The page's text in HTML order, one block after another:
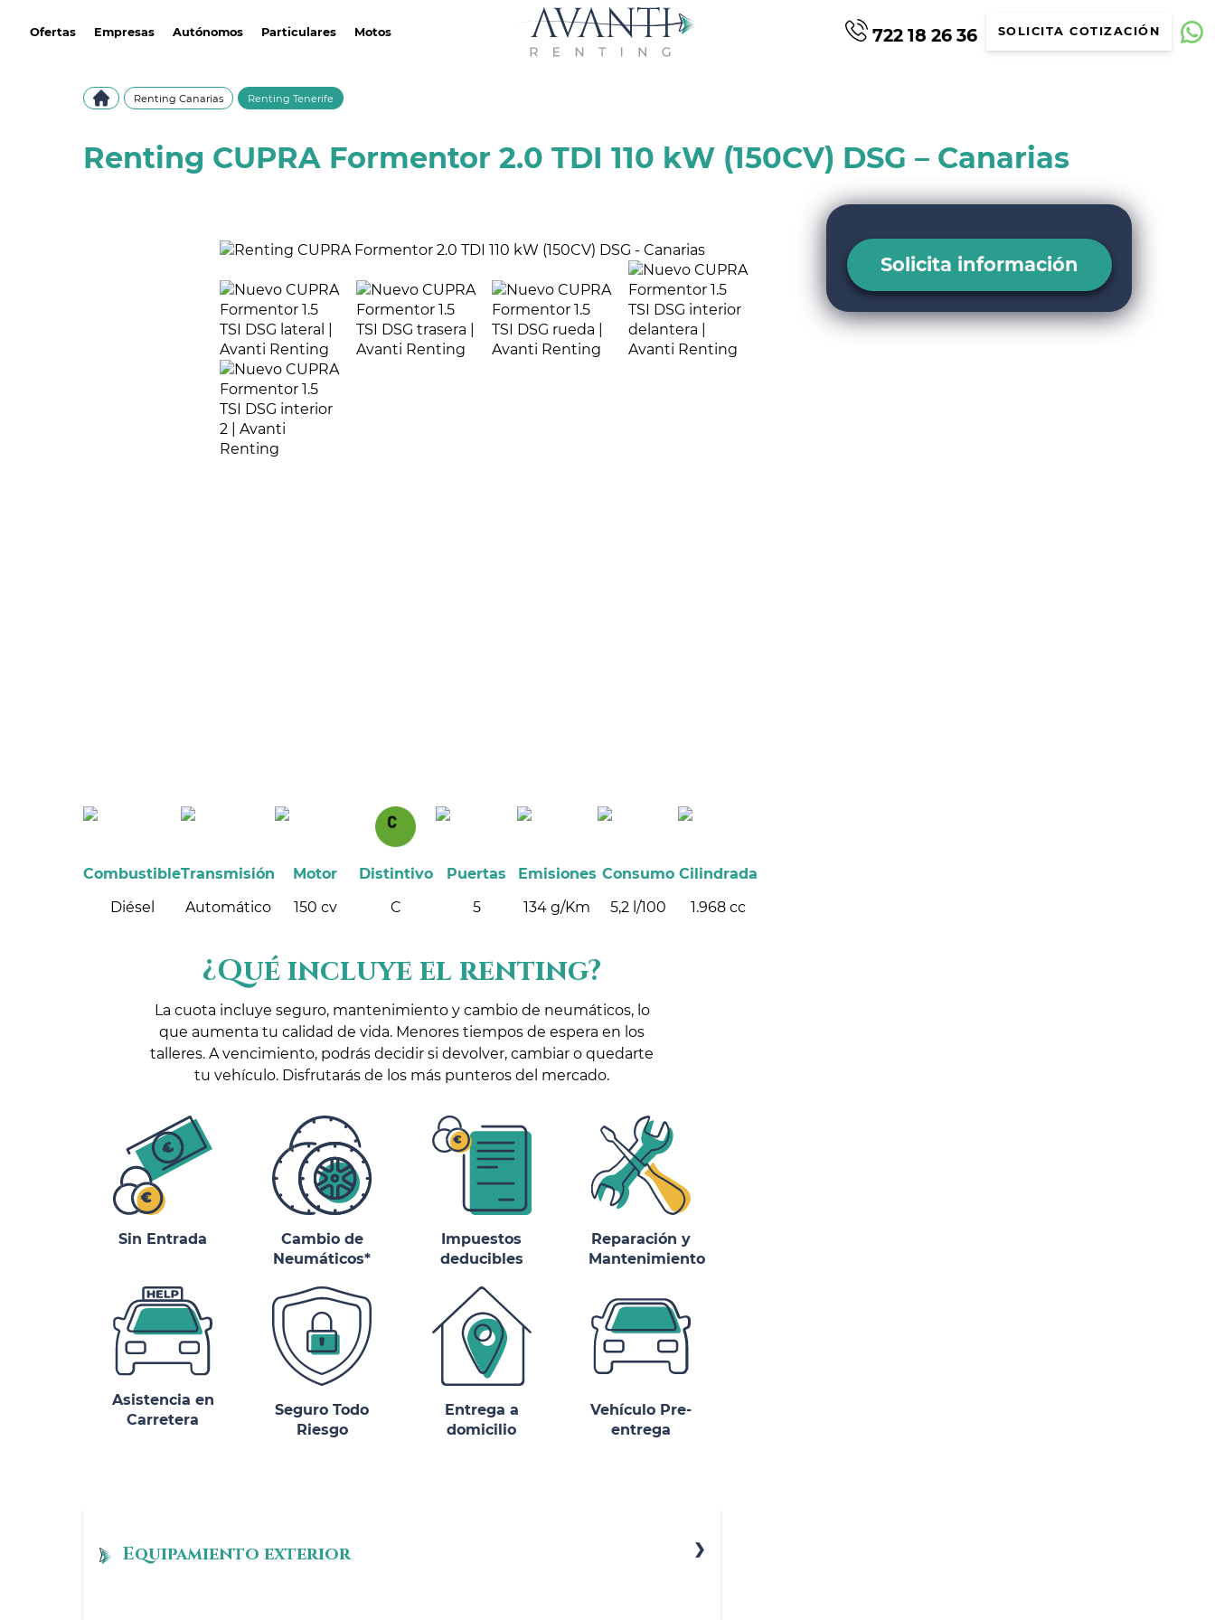
Ofertas Empresas Autónomos Particulares Motos 722 18 26 36 SOLICITA COTIZACIÓN
Renting Canarias Renting Tenerife
Renting CUPRA Formentor 2.0 TDI 110 kW (150CV) DSG – Canarias
Combustible
Diésel
Transmisión
Automático
Motor
150 cv
Distintivo
C
Puertas
5
Emisiones
134 g/Km
Consumo
5,2 l/100
Cilindrada
1.968 cc
Solicita información
¿Qué incluye el renting?
La cuota incluye seguro, mantenimiento y cambio de neumáticos, lo
que aumenta tu calidad de vida. Menores tiempos de espera en los
talleres. A vencimiento, podrás decidir si devolver, cambiar o quedarte
tu vehículo. Disfrutarás de los más punteros del mercado.
Sin Entrada
Cambio de
Neumáticos*
Impuestos
deducibles
Reparación y
Mantenimiento
Asistencia en
Carretera
Seguro Todo
Riesgo
Entrega a
domicilio
Vehículo Pre-
entrega
Equipamiento exterior